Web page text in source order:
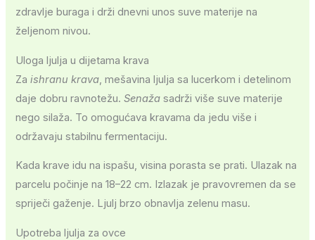
zdravlje buraga i drži dnevni unos suve materije na
željenom nivou.
Uloga ljulja u dijetama krava
Zaishranu krava , mešavina ljulja sa lucerkom i detelinom
daje dobru ravnotežu.Senaža sadrži više suve materije
nego silaža. To omogućava kravama da jedu više i
održavaju stabilnu fermentaciju.
Kada krave idu na ispašu, visina porasta se prati. Ulazak na
parcelu počinje na 18–22 cm. Izlazak je pravovremen da se
spriječi gaženje. Ljulj brzo obnavlja zelenu masu.
Upotreba ljulja za ovce